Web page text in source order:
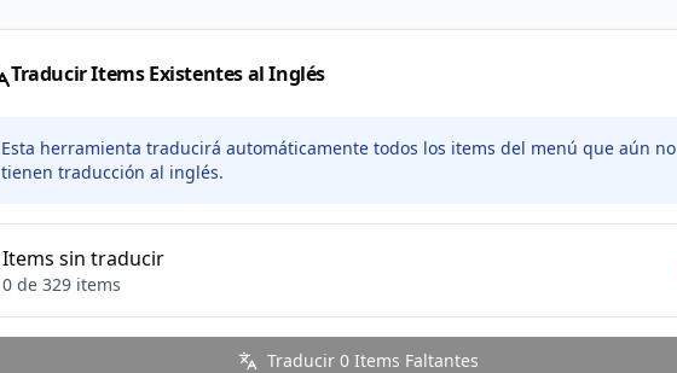
Traducir Items Existentes al Inglés
Esta herramienta traducirá automáticamente todos los items del menú que aún no
tienen traducción al inglés.
Items sin traducir
0 de 329 items
Traducir 0Items Faltantes